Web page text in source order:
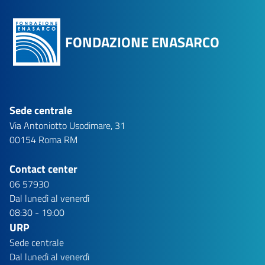
FONDAZIONE ENASARCO
Sede centrale
Via Antoniotto Usodimare, 31
00154 Roma RM
Contact center
06 57930
Dal lunedì al venerdì
08:30 - 19:00
URP
Sede centrale
Dal lunedì al venerdì